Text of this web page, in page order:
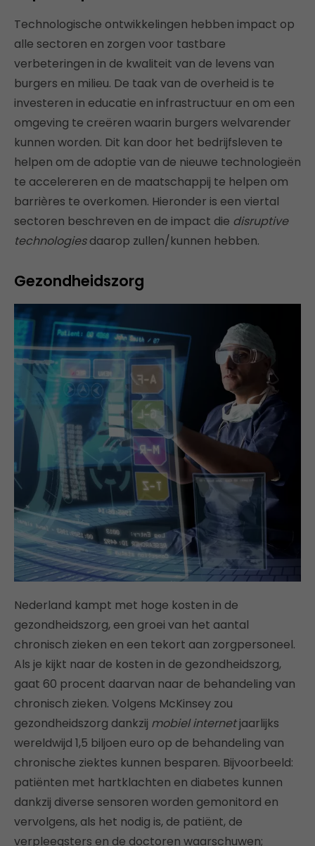
Technologische ontwikkelingen hebben impact op
alle sectoren en zorgen voor tastbare
verbeteringen in de kwaliteit van de levens van
burgers en milieu. De taak van de overheid is te
investeren in educatie en infrastructuur en om een
omgeving te creëren waarin burgers welvarender
kunnen worden. Dit kan door het bedrijfsleven te
helpen om de adoptie van de nieuwe technologieën
te accelereren en de maatschappij te helpen om
barrières te overkomen. Hieronder is een viertal
sectoren beschreven en de impact die disruptive
technologiesdaarop zullen/kunnen hebben.
Gezondheidszorg
Nederland kampt met hoge kosten in de
gezondheidszorg, een groei van het aantal
chronisch zieken en een tekort aan zorgpersoneel.
Als je kijkt naar de kosten in de gezondheidszorg,
gaat 60 procent daarvan naar de behandeling van
chronisch zieken. Volgens McKinsey zou
gezondheidszorg dankzij mobiel internetjaarlijks
wereldwijd 1,5 biljoen euro op de behandeling van
chronische ziektes kunnen besparen. Bijvoorbeeld:
patiënten met hartklachten en diabetes kunnen
dankzij diverse sensoren worden gemonitord en
vervolgens, als het nodig is, de patiënt, de
verpleegsters en de doctoren waarschuwen;